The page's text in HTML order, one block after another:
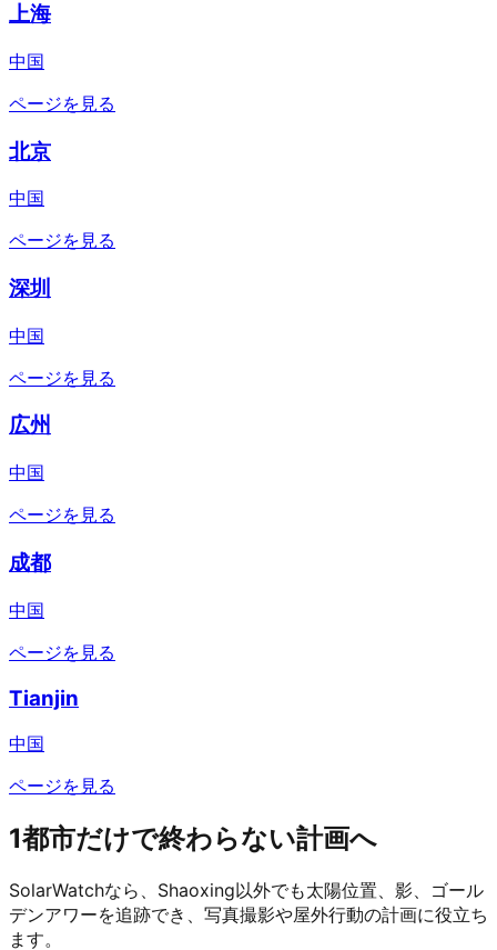
上海
中国
ページを見る
北京
中国
ページを見る
深圳
中国
ページを見る
広州
中国
ページを見る
成都
中国
ページを見る
Tianjin
中国
ページを見る
1都市だけで終わらない計画へ
SolarWatchなら、Shaoxing以外でも太陽位置、影、ゴール
デンアワーを追跡でき、写真撮影や屋外行動の計画に役立ち
ます。